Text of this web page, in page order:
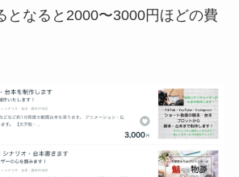
なると2000〜3000円ほどの費